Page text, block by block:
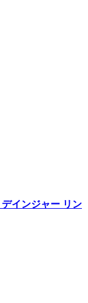
デインジャー リン